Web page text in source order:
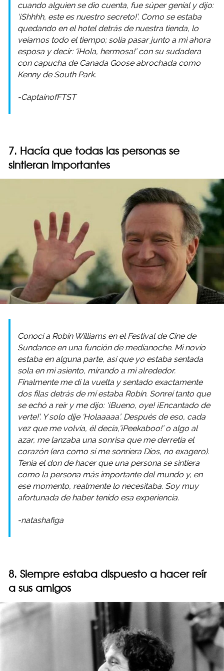
cuando alguien se dio cuenta, fue súper genial y dijo:
‘¡Shhhh, este es nuestro secreto!’. Como se estaba
quedando en el hotel detrás de nuestra tienda, lo
veíamos todo el tiempo; solía pasar junto a mi ahora
esposa y decir: ‘¡Hola, hermosa!’ con su sudadera
con capucha de Canada Goose abrochada como
Kenny de South Park.
-CaptainofFTST
7. Hacía que todas las personas se
sintieran importantes
Conocí a Robin Williams en el Festival de Cine de
Sundance en una función de medianoche. Mi novio
estaba en alguna parte, así que yo estaba sentada
sola en mi asiento, mirando a mi alrededor.
Finalmente me di la vuelta y sentado exactamente
dos filas detrás de mí estaba Robin. Sonreí tanto que
se echó a reír y me dijo: ‘¡Bueno, oye! ¡Encantado de
verte!’. Y solo dije ‘Holaaaaa’. Después de eso, cada
vez que me volvía, él decía,’¡Peekaboo!’ o algo al
azar, me lanzaba una sonrisa que me derretía el
corazón (era como si me sonriera Dios, no exagero).
Tenía el don de hacer que una persona se sintiera
como la persona más importante del mundo y, en
ese momento, realmente lo necesitaba. Soy muy
afortunada de haber tenido esa experiencia.
-natashafiga
8. Siempre estaba dispuesto a hacer reír
a sus amigos